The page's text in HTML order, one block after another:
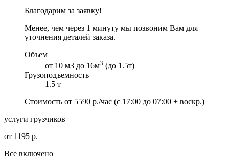
Благодарим за заявку!
Менее, чем через 1 минуту мы позвоним Вам для
уточнения деталей заказа.
Объем
от 10 м3 до 16м3 (до 1.5т)
Грузоподъемность
1.5 т
Стоимость от 5590 р./час (с 17:00 до 07:00 + воскр.)
услуги грузчиков
от 1195 р.
Все включено